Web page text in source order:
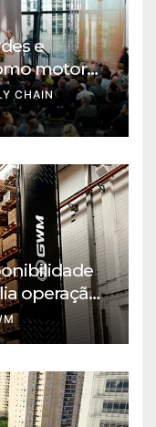
e
motor
incerteza
CHAIN
operação